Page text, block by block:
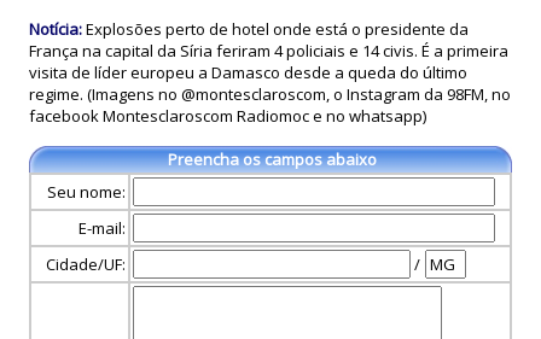
Notícia:Explosões perto de hotel onde está o presidente da
França na capital da Síria feriram 4 policiais e 14 civis. É a primeira
visita de líder europeu a Damasco desde a queda do último
regime. (Imagens no @montesclaroscom, o Instagram da 98FM, no
facebook Montesclaroscom Radiomoc e no whatsapp)
Preencha os campos abaixo
Seu nome:
E-mail:
Cidade/UF:
/